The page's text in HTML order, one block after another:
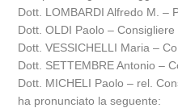
Dott. LOMBARDI Alfredo M. –
Dott. OLDI Paolo – Consigliere
Dott. VESSICHELLI Maria –
Dott. SETTEMBRE Antonio –
Dott. MICHELI Paolo – rel.
ha pronunciato la seguente: